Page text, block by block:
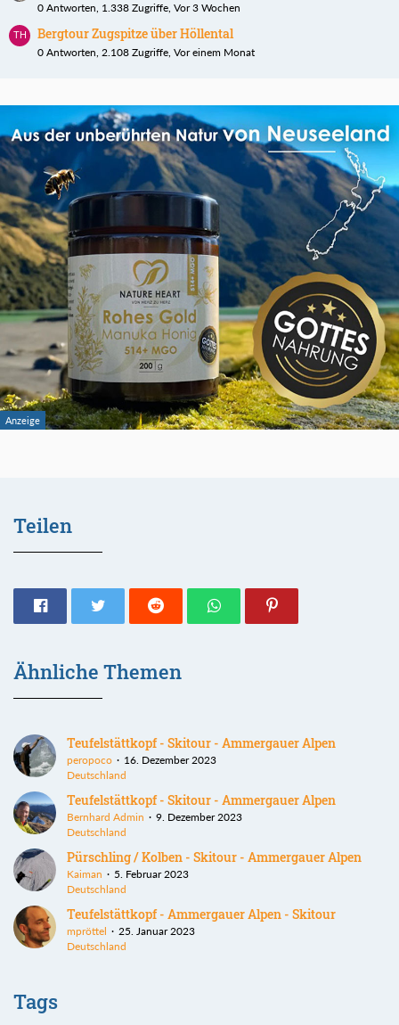
0 Antworten, 1.338 Zugriffe, Vor 3 Wochen
Bergtour Zugspitze über Höllental
0 Antworten, 2.108 Zugriffe, Vor einem Monat
Teilen
Ähnliche Themen
Teufelstättkopf - Skitour - Ammergauer Alpen
peropoco
16. Dezember 2023
Deutschland
Teufelstättkopf - Skitour - Ammergauer Alpen
Bernhard Admin
9. Dezember 2023
Deutschland
Pürschling / Kolben - Skitour - Ammergauer Alpen
Kaiman
5. Februar 2023
Deutschland
Teufelstättkopf - Ammergauer Alpen - Skitour
mpröttel
25. Januar 2023
Deutschland
Tags